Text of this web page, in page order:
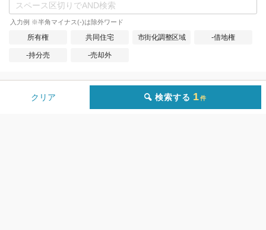
入力例 ※半角マイナス(-)は除外ワード
所有権 共同住宅 市街化調整区域 -借地権
-持分売 -売却外
検索する 1